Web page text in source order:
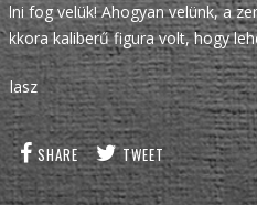
élni fog velük! Ahogyan velünk, a
akkora kaliberű figura volt, hogy
olasz
SHARE TWEET